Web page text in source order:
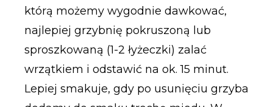
którą możemy wygodnie dawkować,
najlepiej grzybnię pokruszoną lub
sproszkowaną (1-2 łyżeczki) zalać
wrzątkiem i odstawić na ok. 15 minut.
Lepiej smakuje, gdy po usunięciu grzyba